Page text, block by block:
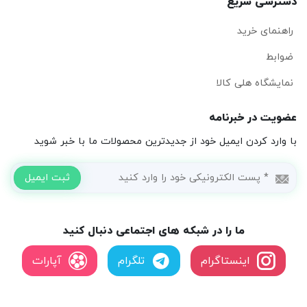
خرید
هلی کالا
در خبرنامه
کردن ایمیل خود از جدیدترین محصولات ما با خبر شوید
ما را در شبکه های اجتماعی دنبال کنید
اینستاگرام
تلگرام آپارات